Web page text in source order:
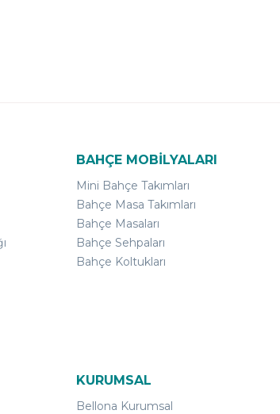
BAHÇE MOBİLYALARI
Mini Bahçe Takımları
Bahçe Masa Takımları
Bahçe Masaları
Bahçe Sehpaları
Bahçe Koltukları
KURUMSAL
Bellona Kurumsal